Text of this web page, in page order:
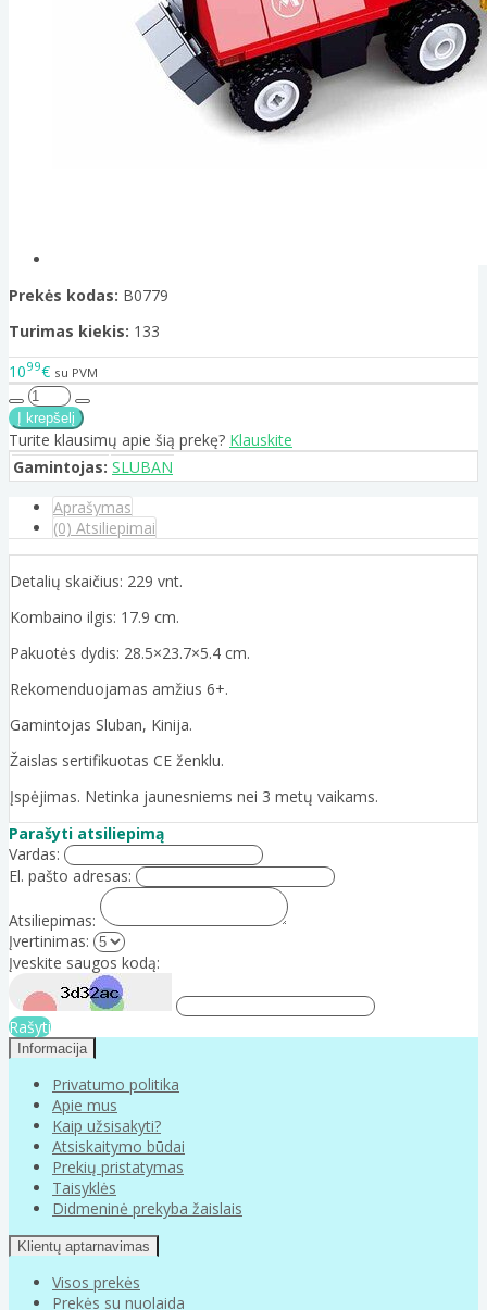
Prekės kodas: B0779
Turimas kiekis: 133
1099€ su PVM
Turite klausimų apie šią prekę? Klauskite
Gamintojas: SLUBAN
Aprašymas
(0) Atsiliepimai
Detalių skaičius: 229 vnt.
Kombaino ilgis: 17.9 cm.
Pakuotės dydis: 28.5×23.7×5.4 cm.
Rekomenduojamas amžius 6+.
Gamintojas Sluban, Kinija.
Žaislas sertifikuotas CE ženklu.
Įspėjimas. Netinka jaunesniems nei 3 metų vaikams.
Parašyti atsiliepimą
Vardas:
El. pašto adresas:
Atsiliepimas:
Įvertinimas:
Įveskite saugos kodą:
Rašyti
Informacija
Privatumo politika
Apie mus
Kaip užsisakyti?
Atsiskaitymo būdai
Prekių pristatymas
Taisyklės
Didmeninė prekyba žaislais
Klientų aptarnavimas
Visos prekės
Prekės su nuolaida